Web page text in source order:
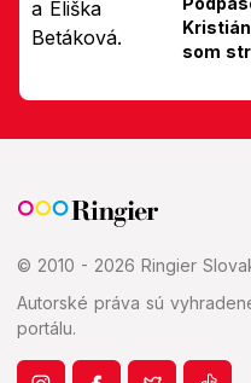
som
© 2010 - 2026 Ringier
Autorské práva sú
portálu.